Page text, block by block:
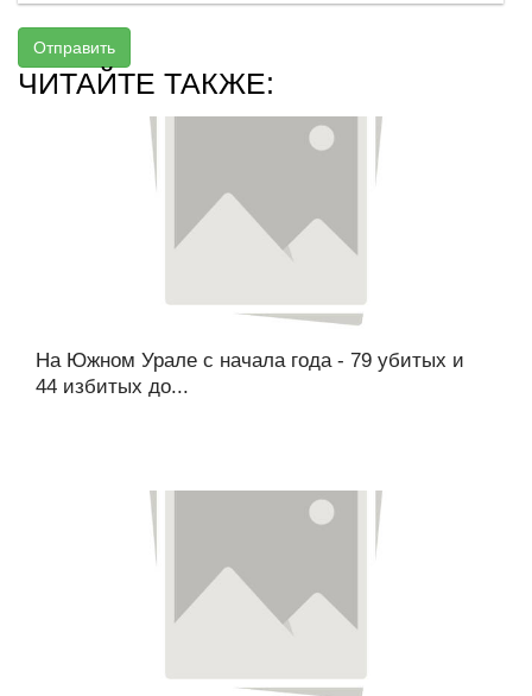
Отправить
ЧИТАЙТЕ ТАКЖЕ:
На Южном Урале с начала года - 79 убитых и
44 избитых до...